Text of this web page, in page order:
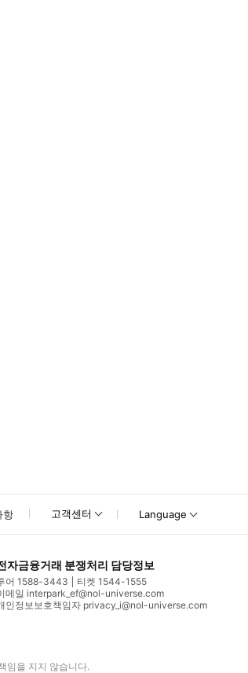
부모의 감독이 필요합니다. * 소요시간 : 90분 (옵
항 고객센터 Language
자금융거래 분쟁처리 담당정보
어 1588-3443
티켓 1544-1555
메일 interpark_ef@nol-universe.com
인정보보호책임자 privacy_i@nol-universe.com
임을 지지 않습니다.